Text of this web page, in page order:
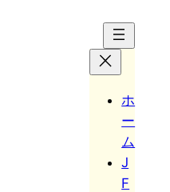
ホ
ー
ム
J
F